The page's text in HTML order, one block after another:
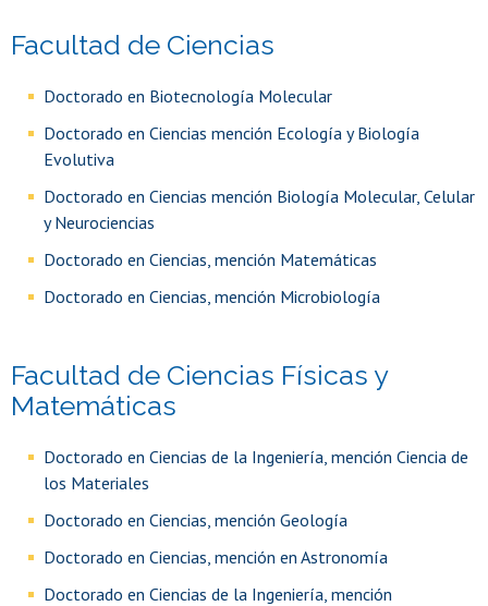
Facultad de Ciencias
Doctorado en Biotecnología Molecular
Doctorado en Ciencias mención Ecología y Biología
Evolutiva
Doctorado en Ciencias mención Biología Molecular, Celular
y Neurociencias
Doctorado en Ciencias, mención Matemáticas
Doctorado en Ciencias, mención Microbiología
Facultad de Ciencias Físicas y
Matemáticas
Doctorado en Ciencias de la Ingeniería, mención Ciencia de
los Materiales
Doctorado en Ciencias, mención Geología
Doctorado en Ciencias, mención en Astronomía
Doctorado en Ciencias de la Ingeniería, mención